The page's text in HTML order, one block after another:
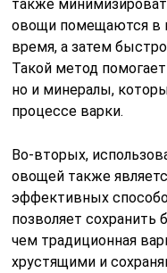
также
овощи помещаются в
время, а затем
Такой метод
но и минералы,
процессе варки.
Во-вторых,
овощей также
эффективных
позволяет
чем традиционная
хрустящими и